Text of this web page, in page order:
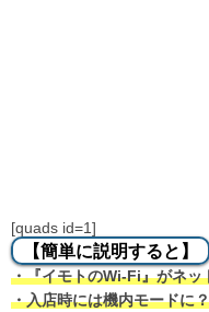
[quads id=1]
【簡単に説明すると】
・『イモトのWi-Fi』がネッ
・入店時には機内モードに？